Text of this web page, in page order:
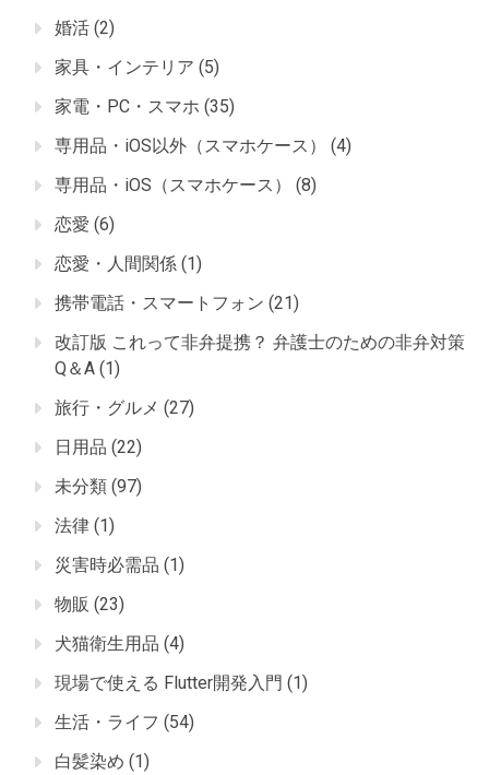
婚活 (2)
家具・インテリア (5)
家電・PC・スマホ (35)
専用品・iOS以外（スマホケース）
(4)
専用品・iOS（スマホケース）
(8)
恋愛 (6)
恋愛・人間関係 (1)
携帯電話・スマートフォン (21)
改訂版 これって非弁提携？ 弁護士のための非弁対策
Q＆A (1)
旅行・グルメ (27)
日用品 (22)
未分類 (97)
法律 (1)
災害時必需品 (1)
物販 (23)
犬猫衛生用品 (4)
現場で使える Flutter開発入門 (1)
生活・ライフ (54)
白髪染め (1)